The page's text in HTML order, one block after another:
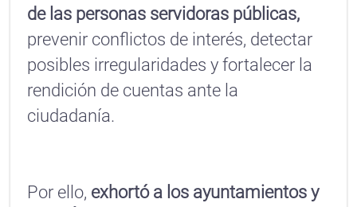
de las personas servidoras públicas,
prevenir conflictos de interés, detectar
posibles irregularidades y fortalecer la
rendición de cuentas ante la
ciudadanía.
Por ello, exhortó a los ayuntamientos y